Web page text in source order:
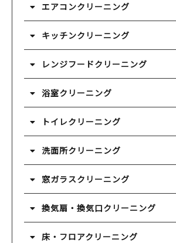
エアコンクリーニング
キッチンクリーニング
レンジフードクリーニング
浴室クリーニング
トイレクリーニング
洗面所クリーニング
窓ガラスクリーニング
換気扇・換気口クリーニング
床・フロアクリーニング